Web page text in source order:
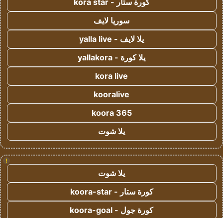
كورة ستار - kora star
سوريا لايف
يلا لايف - yalla live
يلا كورة - yallakora
kora live
kooralive
koora 365
يلا شوت
!
يلا شوت
كورة ستار - koora-star
كورة جول - koora-goal